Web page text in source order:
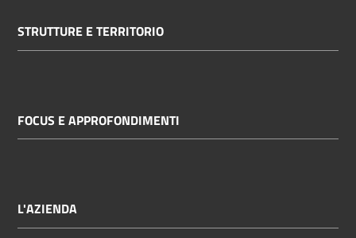
STRUTTURE E TERRITORIO
FOCUS E APPROFONDIMENTI
L'AZIENDA